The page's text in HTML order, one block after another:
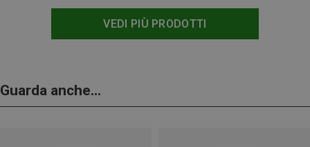
VEDI PIÙ PRODOTTI
Guarda anche...